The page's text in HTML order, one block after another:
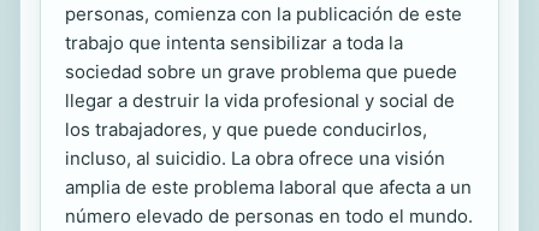
personas, comienza con la publicación de este
trabajo que intenta sensibilizar a toda la
sociedad sobre un grave problema que puede
llegar a destruir la vida profesional y social de
los trabajadores, y que puede conducirlos,
incluso, al suicidio. La obra ofrece una visión
amplia de este problema laboral que afecta a un
número elevado de personas en todo el mundo.